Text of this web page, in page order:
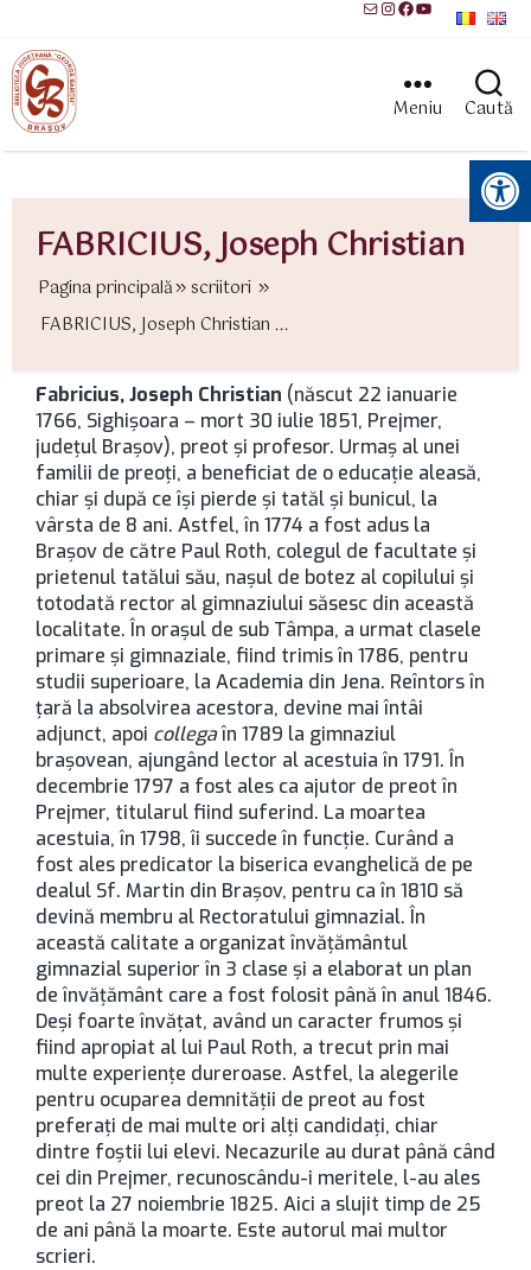
MailInstagram
Facebook
YouTube
Meniu Caută
Instrumente pentru accesibilitate
FABRICIUS, Joseph Christian
Pagina principală
scriitori
FABRICIUS, Joseph Christian ...
Fabricius, Joseph Christian (născut 22 ianuarie
1766, Sighişoara – mort 30 iulie 1851, Prejmer,
județul Brașov), preot și profesor. Urmaş al unei
familii de preoţi, a beneficiat de o educaţie aleasă,
chiar şi după ce îşi pierde şi tatăl şi bunicul, la
vârsta de 8 ani. Astfel, în 1774 a fost adus la
Brașov de către Paul Roth, colegul de facultate şi
prietenul tatălui său, naşul de botez al copilului şi
totodată rector al gimnaziului săsesc din această
localitate. În oraşul de sub Tâmpa, a urmat clasele
primare şi gimnaziale, fiind trimis în 1786, pentru
studii superioare, la Academia din Jena. Reîntors în
ţară la absolvirea acestora, devine mai întâi
adjunct, apoi collegaîn 1789 la gimnaziul
braşovean, ajungând lector al acestuia în 1791. În
decembrie 1797 a fost ales ca ajutor de preot în
Prejmer, titularul fiind suferind. La moartea
acestuia, în 1798, îi succede în funcţie. Curând a
fost ales predicator la biserica evanghelică de pe
dealul Sf. Martin din Brașov, pentru ca în 1810 să
devină membru al Rectoratului gimnazial. În
această calitate a organizat învăţământul
gimnazial superior în 3 clase şi a elaborat un plan
de învăţământ care a fost folosit până în anul 1846.
Deşi foarte învăţat, având un caracter frumos şi
fiind apropiat al lui Paul Roth, a trecut prin mai
multe experienţe dureroase. Astfel, la alegerile
pentru ocuparea demnităţii de preot au fost
preferaţi de mai multe ori alţi candidaţi, chiar
dintre foştii lui elevi. Necazurile au durat până când
cei din Prejmer, recunoscându-i meritele, l-au ales
preot la 27 noiembrie 1825. Aici a slujit timp de 25
de ani până la moarte. Este autorul mai multor
scrieri.